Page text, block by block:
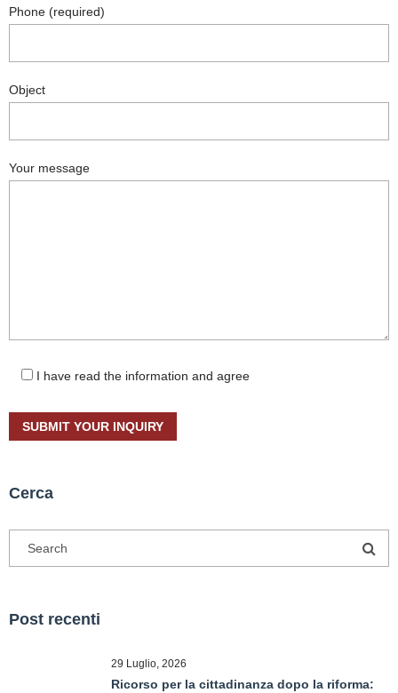
Phone (required)
Object
Your message
I have read the information and agree
Cerca
Post recenti
29 Luglio, 2026
Ricorso per la cittadinanza dopo la riforma: